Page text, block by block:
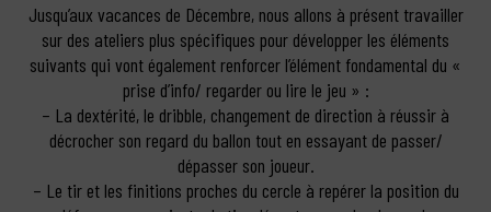
Jusqu’aux vacances de Décembre, nous allons à présent travailler
sur des ateliers plus spécifiques pour développer les éléments
suivants qui vont également renforcer l’élément fondamental du «
prise d’info/ regarder ou lire le jeu » :
– La dextérité, le dribble, changement de direction à réussir à
décrocher son regard du ballon tout en essayant de passer/
dépasser son joueur.
– Le tir et les finitions proches du cercle à repérer la position du